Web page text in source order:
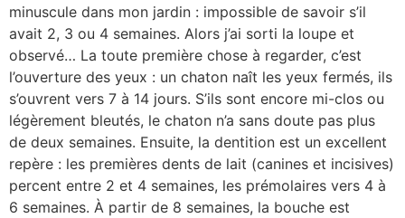
minuscule dans mon jardin : impossible de savoir s’il
avait 2, 3 ou 4 semaines. Alors j’ai sorti la loupe et
observé… La toute première chose à regarder, c’est
l’ouverture des yeux : un chaton naît les yeux fermés, ils
s’ouvrent vers 7 à 14 jours. S’ils sont encore mi-clos ou
légèrement bleutés, le chaton n’a sans doute pas plus
de deux semaines. Ensuite, la dentition est un excellent
repère : les premières dents de lait (canines et incisives)
percent entre 2 et 4 semaines, les prémolaires vers 4 à
6 semaines. À partir de 8 semaines, la bouche est